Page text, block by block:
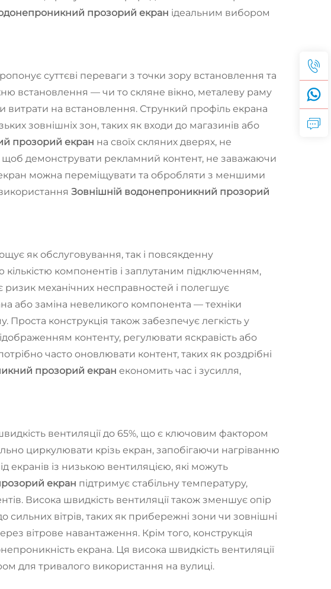
прозорий екран ідеальним вибором
суттєві переваги з точки зору встановлення та
встановлення — чи то скляне вікно, металеву раму
витрати на встановлення. Стрункий профіль екрана
зовнішніх зон, таких як входи до магазинів або
прозорий екран на своїх скляних дверях, не
щоб демонструвати рекламний контент, не заважаючи
екран можна переміщувати та обробляти з меншими
Зовнішній водонепроникний прозорий
як обслуговування, так і повсякденну
компонентів і заплутаним підключенням,
механічних несправностей і полегшує
або заміна невеликого компонента — техніки
конструкція також забезпечує легкість у
контенту, регулювати яскравість або
часто оновлювати контент, таких як роздрібні
прозорий екран економить час і зусилля,
вентиляції до 65%, що є ключовим фактором
циркулювати крізь екран, запобігаючи нагріванню
із низькою вентиляцією, які можуть
екран підтримує стабільну температуру,
Висока швидкість вентиляції також зменшує опір
сильних вітрів, таких як прибережні зони чи зовнішні
вітрове навантаження. Крім того, конструкція
екрана. Ця висока швидкість вентиляції
для тривалого використання на вулиці.